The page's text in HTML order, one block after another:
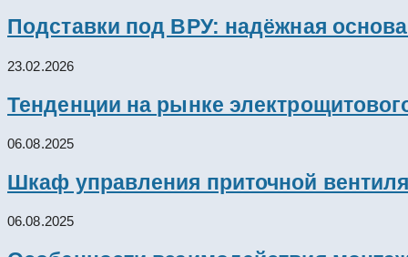
Подставки под ВРУ: надёжная
23.02.2026
Тенденции на рынке
06.08.2025
Шкаф управления приточной
06.08.2025